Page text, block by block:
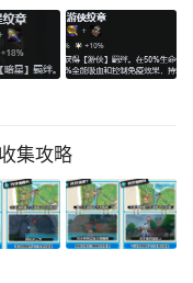
集攻略